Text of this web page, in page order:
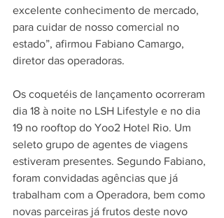
excelente conhecimento de mercado,
para cuidar de nosso comercial no
estado”, afirmou Fabiano Camargo,
diretor das operadoras.
Os coquetéis de lançamento ocorreram
dia 18 à noite no LSH Lifestyle e no dia
19 no rooftop do Yoo2 Hotel Rio. Um
seleto grupo de agentes de viagens
estiveram presentes. Segundo Fabiano,
foram convidadas agências que já
trabalham com a Operadora, bem como
novas parceiras já frutos deste novo